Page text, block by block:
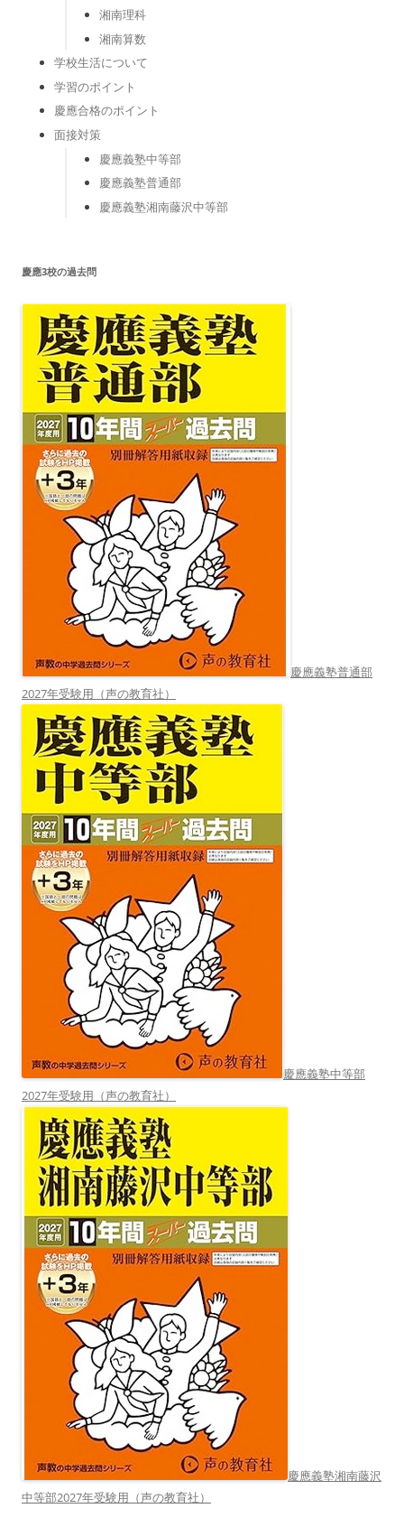
湘南理科
湘南算数
学校生活について
学習のポイント
慶應合格のポイント
面接対策
慶應義塾中等部
慶應義塾普通部
慶應義塾湘南藤沢中等部
慶應3校の過去問
慶應義塾普通部
2027年受験用（声の教育社）
慶應義塾中等部
2027年受験用（声の教育社）
慶應義塾湘南藤沢
中等部2027年受験用（声の教育社）